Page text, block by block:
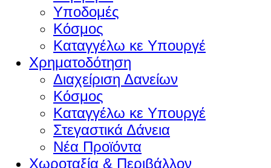
Υποδομές
Κόσμος
Καταγγέλω κε Υπουργέ
Χρηματοδότηση
Διαχείριση Δανείων
Κόσμος
Καταγγέλω κε Υπουργέ
Στεγαστικά Δάνεια
Νέα Προϊόντα
Χωροταξία & Περιβάλλον